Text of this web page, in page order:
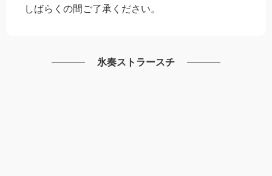
しばらくの間ご了承ください。
氷奏ストラースチ